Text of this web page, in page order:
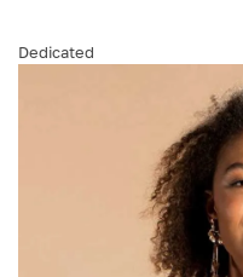
Dedicated